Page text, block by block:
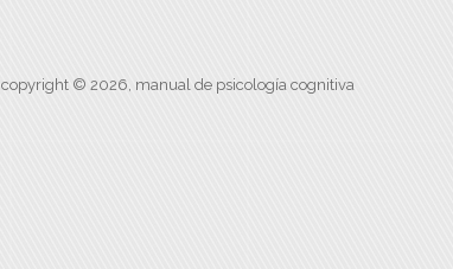
copyright © 2026, manual de psicología cognitiva